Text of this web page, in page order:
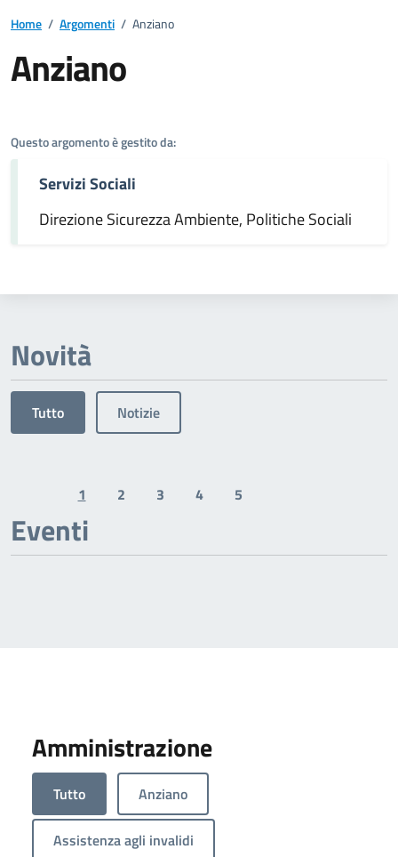
Home / Argomenti / Anziano
Anziano
Questo argomento è gestito da:
Servizi Sociali
Direzione Sicurezza Ambiente, Politiche Sociali
Novità
Tutto Notizie
Previous page
1 2 3 4 5
Eventi
Amministrazione
Tutto Anziano
Assistenza agli invalidi